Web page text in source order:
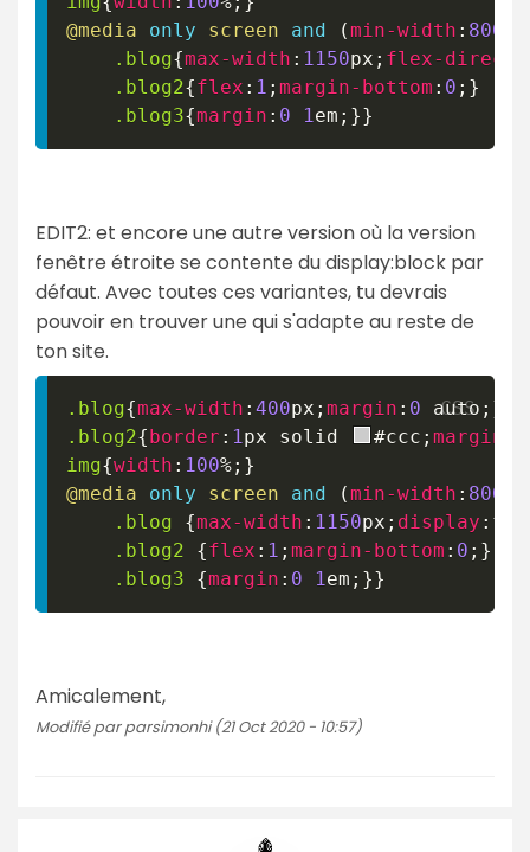
@media
only screen and (min-width : 800
.blog{max-width : 1150px ; flex-
.blog2{flex : 1 ; margin-bottom : 0 ; }
.blog3{margin : 0 1 em ; }}
EDIT2: et encore une autre version où la version
fenêtre étroite se contente du display:block par
défaut. Avec toutes ces variantes, tu devrais
pouvoir en trouver une qui s'adapte au reste de
ton site.
.blog{max-width : 400px ; margin : 0 auto ; }
.blog2{border : 1 px solid #ccc ; margin-
img{width : 100%; }
@media
only screen and (min-width : 800
.blog
{max-width : 1150px ; display :
.blog2
{flex : 1 ; margin-bottom : 0 ; }
.blog3
{margin : 0 1 em ; }}
Amicalement,
Modifié par parsimonhi (21 Oct 2020 - 10:57)